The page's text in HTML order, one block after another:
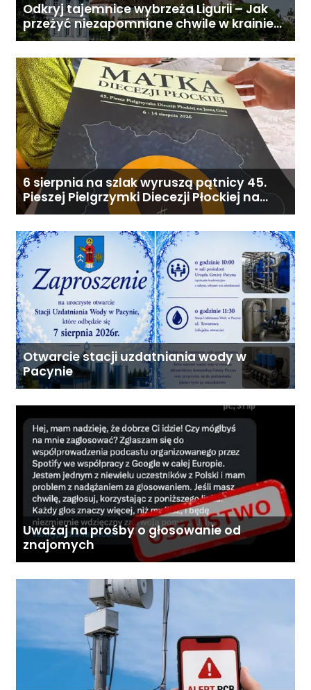
Odkryj tajemnice wybrzeża Ligurii – Jak
przeżyć niezapomniane chwile w krainie
pesto i słońca
6 sierpnia na szlak wyruszą pątnicy 45.
Pieszej Pielgrzymki Diecezji Płockiej na
Jasną Górę
Otwarcie stacji uzdatniania wody w
Pacynie
Uważaj na prośby o głosowanie od
znajomych